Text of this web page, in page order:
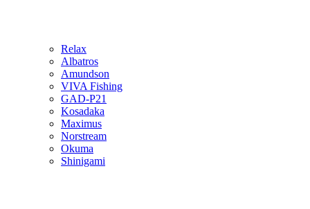
Relax
Albatros
Amundson
VIVA Fishing
GAD-P21
Kosadaka
Maximus
Norstream
Okuma
Shinigami